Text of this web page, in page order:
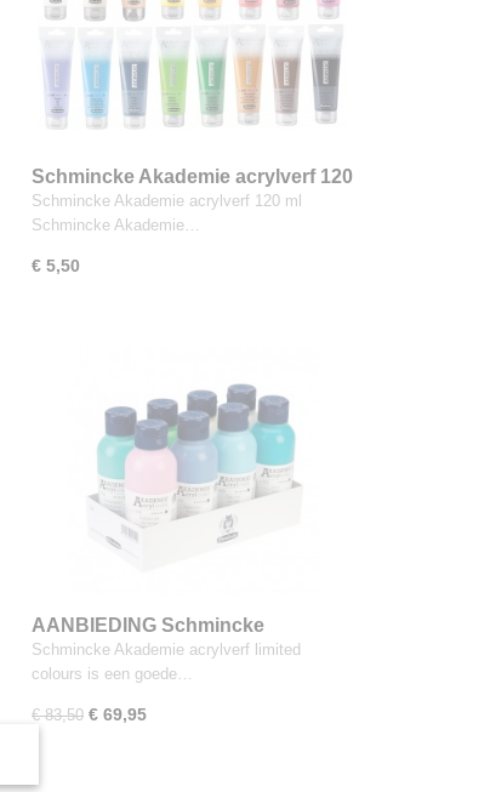
Schmincke Akademie acrylverf 120
ml
Schmincke Akademie acrylverf 120 ml
Schmincke Akademie…
€ 5,50
AANBIEDING Schmincke
Akademie acrylverf limited
colours, 8 x 250 ml
Schmincke Akademie acrylverf limited
colours is een goede…
€ 83,50 € 69,95